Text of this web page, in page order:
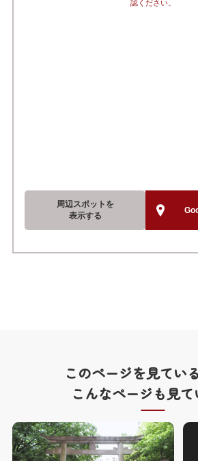
認ください。
周辺スポットを
表示する
このページを見てい
こんなページも見